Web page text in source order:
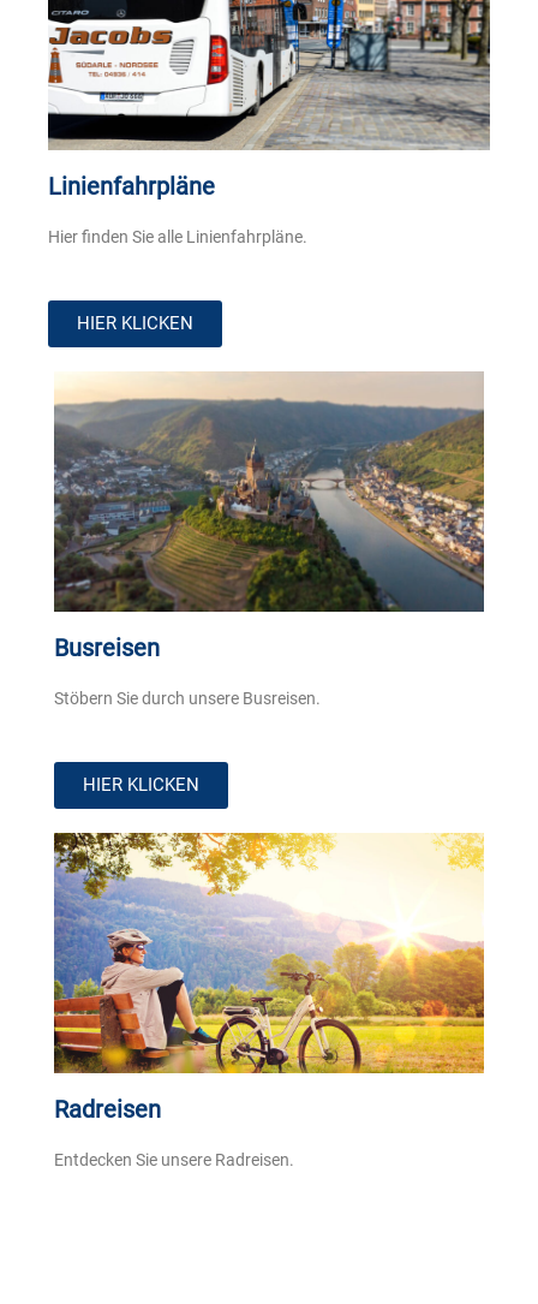
Linienfahrpläne
Hier finden Sie alle Linienfahrpläne.
HIER KLICKEN
Busreisen
Stöbern Sie durch unsere Busreisen.
HIER KLICKEN
Radreisen
Entdecken Sie unsere Radreisen.